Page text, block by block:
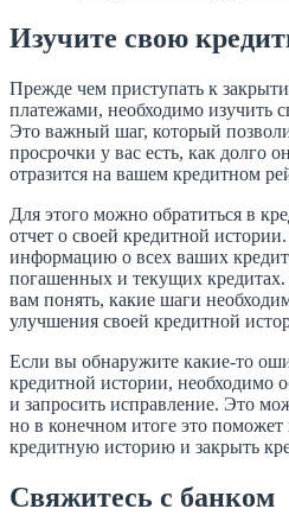
Изучите свою
Прежде чем приступать к
платежами, необходимо изучить
Это важный шаг, который
просрочки у вас есть, как долго
отразится на вашем кредитном
Для этого можно обратиться в
отчет о своей кредитной
информацию о всех ваших
погашенных и текущих
вам понять, какие шаги
улучшения своей кредитной
Если вы обнаружите какие-то
кредитной истории, необходимо
и запросить исправление. Это
но в конечном итоге это
кредитную историю и закрыть
Свяжитесь с банком